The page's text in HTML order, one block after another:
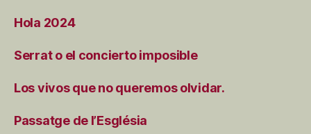
Hola 2024
Serrat o el concierto imposible
Los vivos que no queremos olvidar.
Passatge de l’Església